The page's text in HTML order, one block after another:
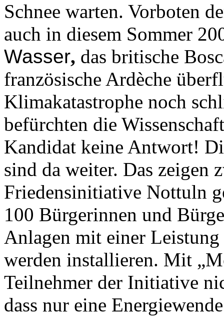
Schnee warten. Vorboten
auch in diesem Sommer
Wasser, das britische
französische Ardèche
Klimakatastrophe noch
befürchten die
Kandidat keine Antwort!
sind da weiter. Das zeigen
Friedensinitiative Nottuln
100 Bürgerinnen und
Anlagen mit einer
werden installieren. Mit
Teilnehmer der Initiative
dass nur eine